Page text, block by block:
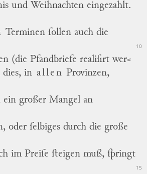
und Weihnachten eingezahlt.
Terminen ſollen auch die
10
(die Pfandbriefe realiſirt wer⸗
dies, in allen Provinzen,
ein großer Mangel an
oder ſelbiges durch die große
im Preiſe ſteigen muß, ſpringt
15